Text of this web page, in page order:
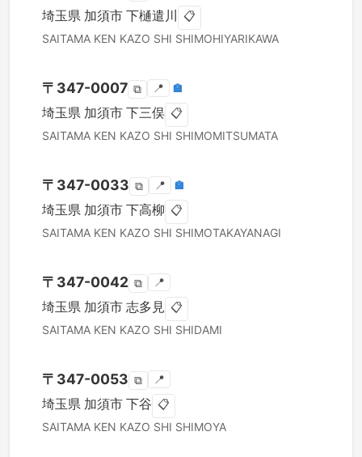
埼玉県 加須市 下樋遣川 📋
SAITAMA KEN KAZO SHI SHIMOHIYARIKAWA
〒 347-0007 ⧉ 📍 🏣
埼玉県 加須市 下三俣 📋
SAITAMA KEN KAZO SHI SHIMOMITSUMATA
〒 347-0033 ⧉ 📍 🏣
埼玉県 加須市 下高柳 📋
SAITAMA KEN KAZO SHI SHIMOTAKAYANAGI
〒 347-0042 ⧉ 📍
埼玉県 加須市 志多見 📋
SAITAMA KEN KAZO SHI SHIDAMI
〒 347-0053 ⧉ 📍
埼玉県 加須市 下谷 📋
SAITAMA KEN KAZO SHI SHIMOYA